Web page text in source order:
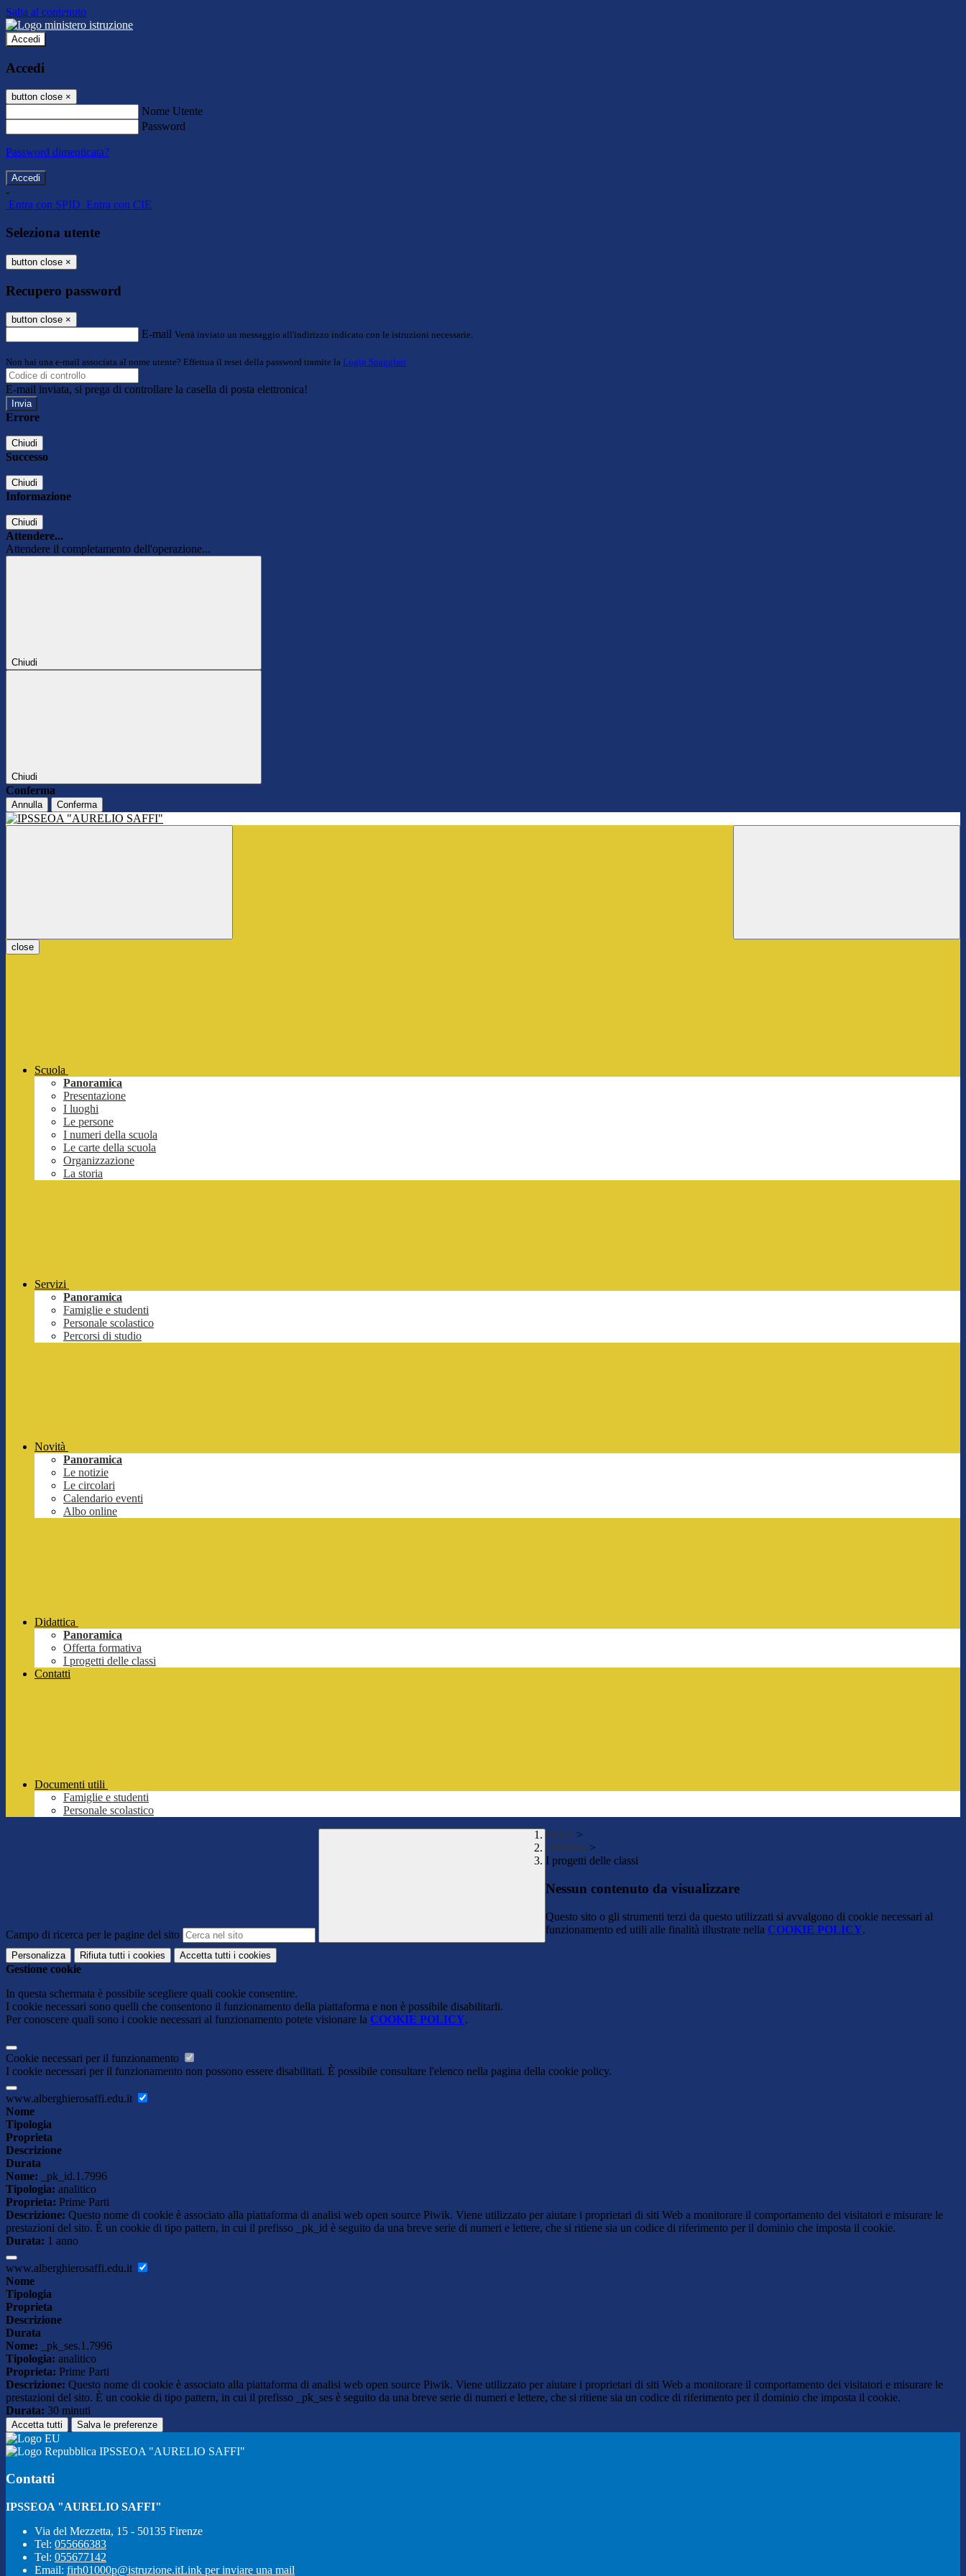
Salta al contenuto
Accedi
Accedi
button close ×
Nome Utente
Password
Password dimenticata?
-
Entra con SPID Entra con CIE
Seleziona utente
button close ×
Recupero password
button close ×
E-mail Verrà inviato un messaggio all'indirizzo indicato con le istruzioni necessarie.
Non hai una e-mail associata al nome utente? Effettua il reset della password tramite la Login Spaggiari
E-mail inviata, si prega di controllare la casella di posta elettronica!
Errore
Chiudi
Successo
Chiudi
Informazione
Chiudi
Attendere...
Attendere il completamento dell'operazione...
Chiudi
Chiudi
Conferma
Annulla Conferma
close
Scuola
Panoramica
Presentazione
I luoghi
Le persone
I numeri della scuola
Le carte della scuola
Organizzazione
La storia
Servizi
Panoramica
Famiglie e studenti
Personale scolastico
Percorsi di studio
Novità
Panoramica
Le notizie
Le circolari
Calendario eventi
Albo online
Didattica
Panoramica
Offerta formativa
I progetti delle classi
Contatti
Documenti utili
Famiglie e studenti
Personale scolastico
Campo di ricerca per le pagine del sito
Home >
Didattica >
I progetti delle classi
Nessun contenuto da visualizzare
Questo sito o gli strumenti terzi da questo utilizzati si avvalgono di cookie necessari al
funzionamento ed utili alle finalità illustrate nella COOKIE POLICY.
Personalizza Rifiuta tutti i cookies Accetta tutti i cookies
Gestione cookie
In questa schermata è possibile scegliere quali cookie consentire.
I cookie necessari sono quelli che consentono il funzionamento della piattaforma e non è possibile disabilitarli.
Per conoscere quali sono i cookie necessari al funzionamento potete visionare la COOKIE POLICY.
Cookie necessari per il funzionamento
I cookie necessari per il funzionamento non possono essere disabilitati. È possibile consultare l'elenco nella pagina della cookie policy.
www.alberghierosaffi.edu.it
Nome
Tipologia
Proprieta
Descrizione
Durata
Nome: _pk_id.1.7996
Tipologia: analitico
Proprieta: Prime Parti
Descrizione: Questo nome di cookie è associato alla piattaforma di analisi web open source Piwik. Viene utilizzato per aiutare i proprietari di siti Web a monitorare il comportamento dei visitatori e misurare le
prestazioni del sito. È un cookie di tipo pattern, in cui il prefisso _pk_id è seguito da una breve serie di numeri e lettere, che si ritiene sia un codice di riferimento per il dominio che imposta il cookie.
Durata: 1 anno
www.alberghierosaffi.edu.it
Nome
Tipologia
Proprieta
Descrizione
Durata
Nome: _pk_ses.1.7996
Tipologia: analitico
Proprieta: Prime Parti
Descrizione: Questo nome di cookie è associato alla piattaforma di analisi web open source Piwik. Viene utilizzato per aiutare i proprietari di siti Web a monitorare il comportamento dei visitatori e misurare le
prestazioni del sito. È un cookie di tipo pattern, in cui il prefisso _pk_ses è seguito da una breve serie di numeri e lettere, che si ritiene sia un codice di riferimento per il dominio che imposta il cookie.
Durata: 30 minuti
Accetta tutti Salva le preferenze
IPSSEOA "AURELIO SAFFI"
Contatti
IPSSEOA "AURELIO SAFFI"
Via del Mezzetta, 15 - 50135 Firenze
Tel: 055666383
Tel: 055677142
Email: firh01000p@istruzione.itLink per inviare una mail